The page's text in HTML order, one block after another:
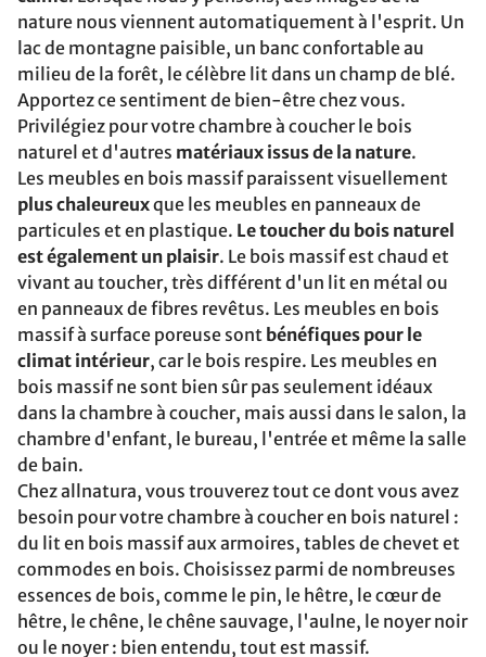
nature nous viennent automatiquement à l'esprit. Un
lac de montagne paisible, un banc confortable au
milieu de la forêt, le célèbre lit dans un champ de blé.
Apportez ce sentiment de bien-être chez vous.
Privilégiez pour votre chambre à coucher le bois
naturel et d'autres matériaux issus de la nature.
Les meubles en bois massif paraissent visuellement
plus chaleureuxque les meubles en panneaux de
particules et en plastique. Le toucher du bois naturel
est également un plaisir. Le bois massif est chaud et
vivant au toucher, très différent d'un lit en métal ou
en panneaux de fibres revêtus. Les meubles en bois
massif à surface poreuse sont bénéfiques pour le
climat intérieur, car le bois respire. Les meubles en
bois massif ne sont bien sûr pas seulement idéaux
dans la chambre à coucher, mais aussi dans le salon, la
chambre d'enfant, le bureau, l'entrée et même la salle
de bain.
Chez allnatura, vous trouverez tout ce dont vous avez
besoin pour votre chambre à coucher en bois naturel :
du lit en bois massif aux armoires, tables de chevet et
commodes en bois. Choisissez parmi de nombreuses
essences de bois, comme le pin, le hêtre, le cœur de
hêtre, le chêne, le chêne sauvage, l'aulne, le noyer noir
ou le noyer : bien entendu, tout est massif.